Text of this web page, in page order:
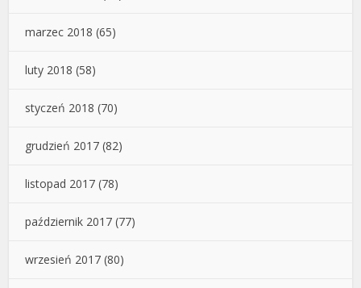
marzec 2018 (65)
luty 2018 (58)
styczeń 2018 (70)
grudzień 2017 (82)
listopad 2017 (78)
październik 2017 (77)
wrzesień 2017 (80)